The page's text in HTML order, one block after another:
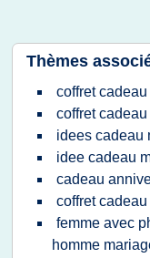
Thèmes
coffret
coffret
idees cadeau
idee cadeau
cadeau
coffret
femme avec
homme